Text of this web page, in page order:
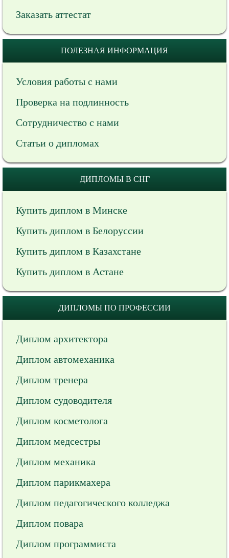
Заказать аттестат
ПОЛЕЗНАЯ ИНФОРМАЦИЯ
Условия работы с нами
Проверка на подлинность
Сотрудничество с нами
Статьи о дипломах
ДИПЛОМЫ В СНГ
Купить диплом в Минске
Купить диплом в Белоруссии
Купить диплом в Казахстане
Купить диплом в Астане
ДИПЛОМЫ ПО ПРОФЕССИИ
Диплом архитектора
Диплом автомеханика
Диплом тренера
Диплом судоводителя
Диплом косметолога
Диплом медсестры
Диплом механика
Диплом парикмахера
Диплом педагогического колледжа
Диплом повара
Диплом программиста